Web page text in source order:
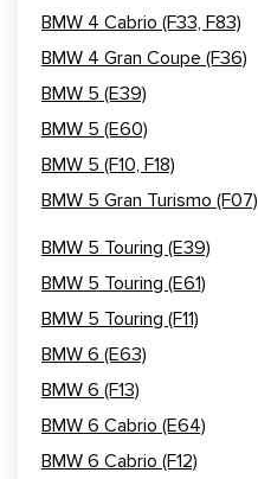
BMW 4 Cabrio (F33, F83)
BMW 4 Gran Coupe (F36)
BMW 5 (E39)
BMW 5 (E60)
BMW 5 (F10, F18)
BMW 5 Gran Turismo (F07)
BMW 5 Touring (E39)
BMW 5 Touring (E61)
BMW 5 Touring (F11)
BMW 6 (E63)
BMW 6 (F13)
BMW 6 Cabrio (E64)
BMW 6 Cabrio (F12)